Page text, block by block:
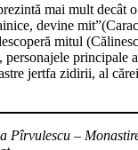
mai mult decât
devine
mitul
personajele principale
jertfa zidirii, al
Pîrvulescu –